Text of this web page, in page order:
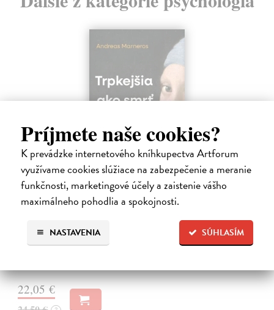
Príjmete naše cookies?
K prevádzke internetového kníhkupectva Artforum
využívame cookies slúžiace na zabezpečenie a meranie
funkčnosti, marketingové účely a zaistenie vášho
maximálneho pohodlia a spokojnosti.
SÚHLASÍM
NASTAVENIA
Trpkejšia ako smrť je žena
Marneros Andreas| Kniha
rovnocennosť a rovnoprávnosť ženy a muža. Vojna a mier medzi
pohlaviami sa však nezačali feminizmom 20. storočia, ale ich
22,05 €